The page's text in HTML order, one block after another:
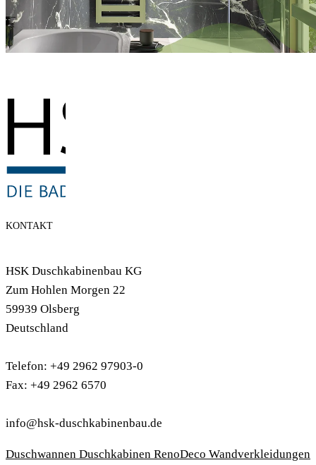
KONTAKT
HSK Duschkabinenbau KG
Zum Hohlen Morgen 22
59939 Olsberg
Deutschland
Telefon: +49 2962 97903-0
Fax: +49 2962 6570
info@hsk-duschkabinenbau.de
Duschwannen Duschkabinen RenoDeco Wandverkleidungen